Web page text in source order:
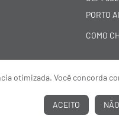
PORTO
COMO
otimizada. Você concorda
ACEITO NÃO